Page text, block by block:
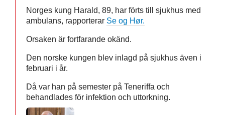
Norges kung Harald, 89, har förts till sjukhus med
ambulans, rapporterar Se og Hør.
Orsaken är fortfarande okänd.
Den norske kungen blev inlagd på sjukhus även i
februari i år.
Då var han på semester på Teneriffa och
behandlades för infektion och uttorkning.